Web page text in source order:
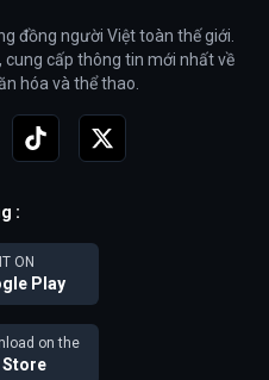
đồng người Việt toàn thế giới.
cấp thông tin mới nhất về
hóa và thể thao.
:
ON
Play
on the
Store